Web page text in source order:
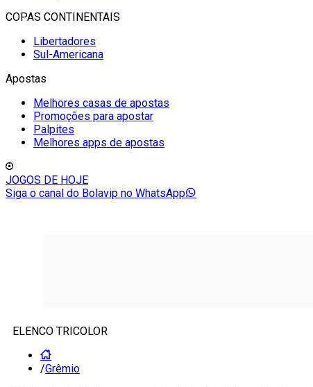
COPAS CONTINENTAIS
Libertadores
Sul-Americana
Apostas
Melhores casas de apostas
Promoções para apostar
Palpites
Melhores apps de apostas
JOGOS DE HOJE
Siga o canal do Bolavip no WhatsApp
ELENCO TRICOLOR
/Grêmio